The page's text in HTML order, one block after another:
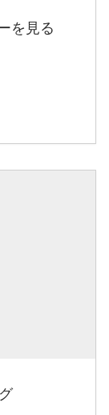
を見る